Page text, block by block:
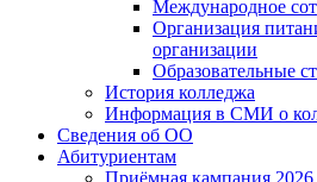
Международное
Организация
организации
Образовательные
История колледжа
Информация в СМИ о
Сведения об ОО
Абитуриентам
Приёмная кампания 2026